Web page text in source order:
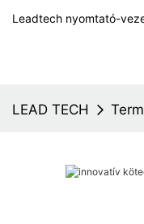
Leadtech nyomtató-
LEAD TECH